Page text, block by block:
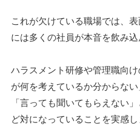
これが欠けている職場では、
には多くの社員が本音を飲み込
ハラスメント研修や管理職向
が何を考えているか分からない
「言っても聞いてもらえない
ど対になっていることを実感し